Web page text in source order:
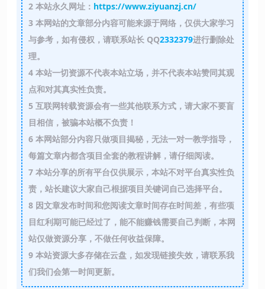
2本站永久网址： https://www.ziyuanzj.cn/
3本网站的文章部分内容可能来源于网络，仅供大家学习
与参考，如有侵权，请联系站长 QQ2332379进行删除处
理。
4本站一切资源不代表本站立场，并不代表本站赞同其观
点和对其真实性负责。
5互联网转载资源会有一些其他联系方式，请大家不要盲
目相信，被骗本站概不负责！
6本网站部分内容只做项目揭秘，无法一对一教学指导，
每篇文章内都含项目全套的教程讲解，请仔细阅读。
7本站分享的所有平台仅供展示，本站不对平台真实性负
责，站长建议大家自己根据项目关键词自己选择平台。
8因文章发布时间和您阅读文章时间存在时间差，有些项
目红利期可能已经过了，能不能赚钱需要自己判断，本网
站仅做资源分享，不做任何收益保障。
9本站资源大多存储在云盘，如发现链接失效，请联系我
们我们会第一时间更新。